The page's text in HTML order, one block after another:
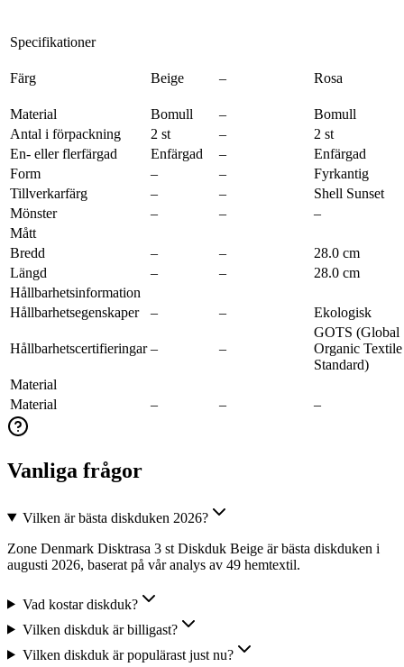
Specifikationer
Färg Beige – Rosa
Material Bomull –
Bomull
Antal i förpackning
2 st –
2 st
En- eller flerfärgad
Enfärgad –
Enfärgad
Form
– –
Fyrkantig
Tillverkarfärg
– –
Shell Sunset
Mönster
– –
–
Mått
Bredd
– –
28.0 cm
Längd
– –
28.0 cm
Hållbarhetsinformation
Hållbarhetsegenskaper
– – Ekologisk
Hållbarhetscertifieringar – –
GOTS (Global
Organic Textile
Standard)
Material
Material
– – –
Vanliga frågor
Vilken är bästa diskduken 2026?
Zone Denmark Disktrasa 3 st Diskduk Beige är bästa diskduken i
augusti 2026, baserat på vår analys av 49 hemtextil.
Vad kostar diskduk?
Vilken diskduk är billigast?
Vilken diskduk är populärast just nu?